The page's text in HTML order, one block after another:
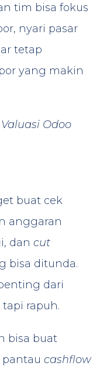
tim bisa fokus
nyari pasar
tetap
yang makin
Odoo
buat cek
anggaran
dan cut
bisa ditunda.
dari
rapuh.
bisa buat
cashflow